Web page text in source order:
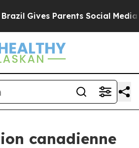
Parents Social Media
canadienne